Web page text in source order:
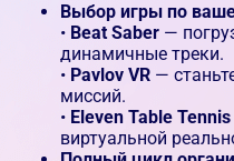
Выбор игры по
• Beat Saber—
динамичные треки.
• Pavlov VR—
миссий.
• Eleven Table Tennis
виртуальной